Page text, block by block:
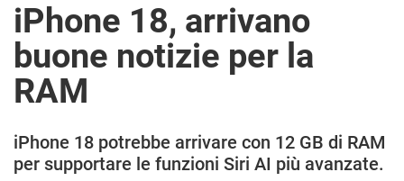
iPhone 18, arrivano
buone notizie per la
RAM
iPhone 18 potrebbe arrivare con 12 GB di RAM
per supportare le funzioni Siri AI più avanzate.